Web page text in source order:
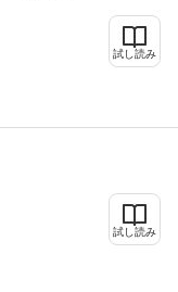
試し読み
試し読み